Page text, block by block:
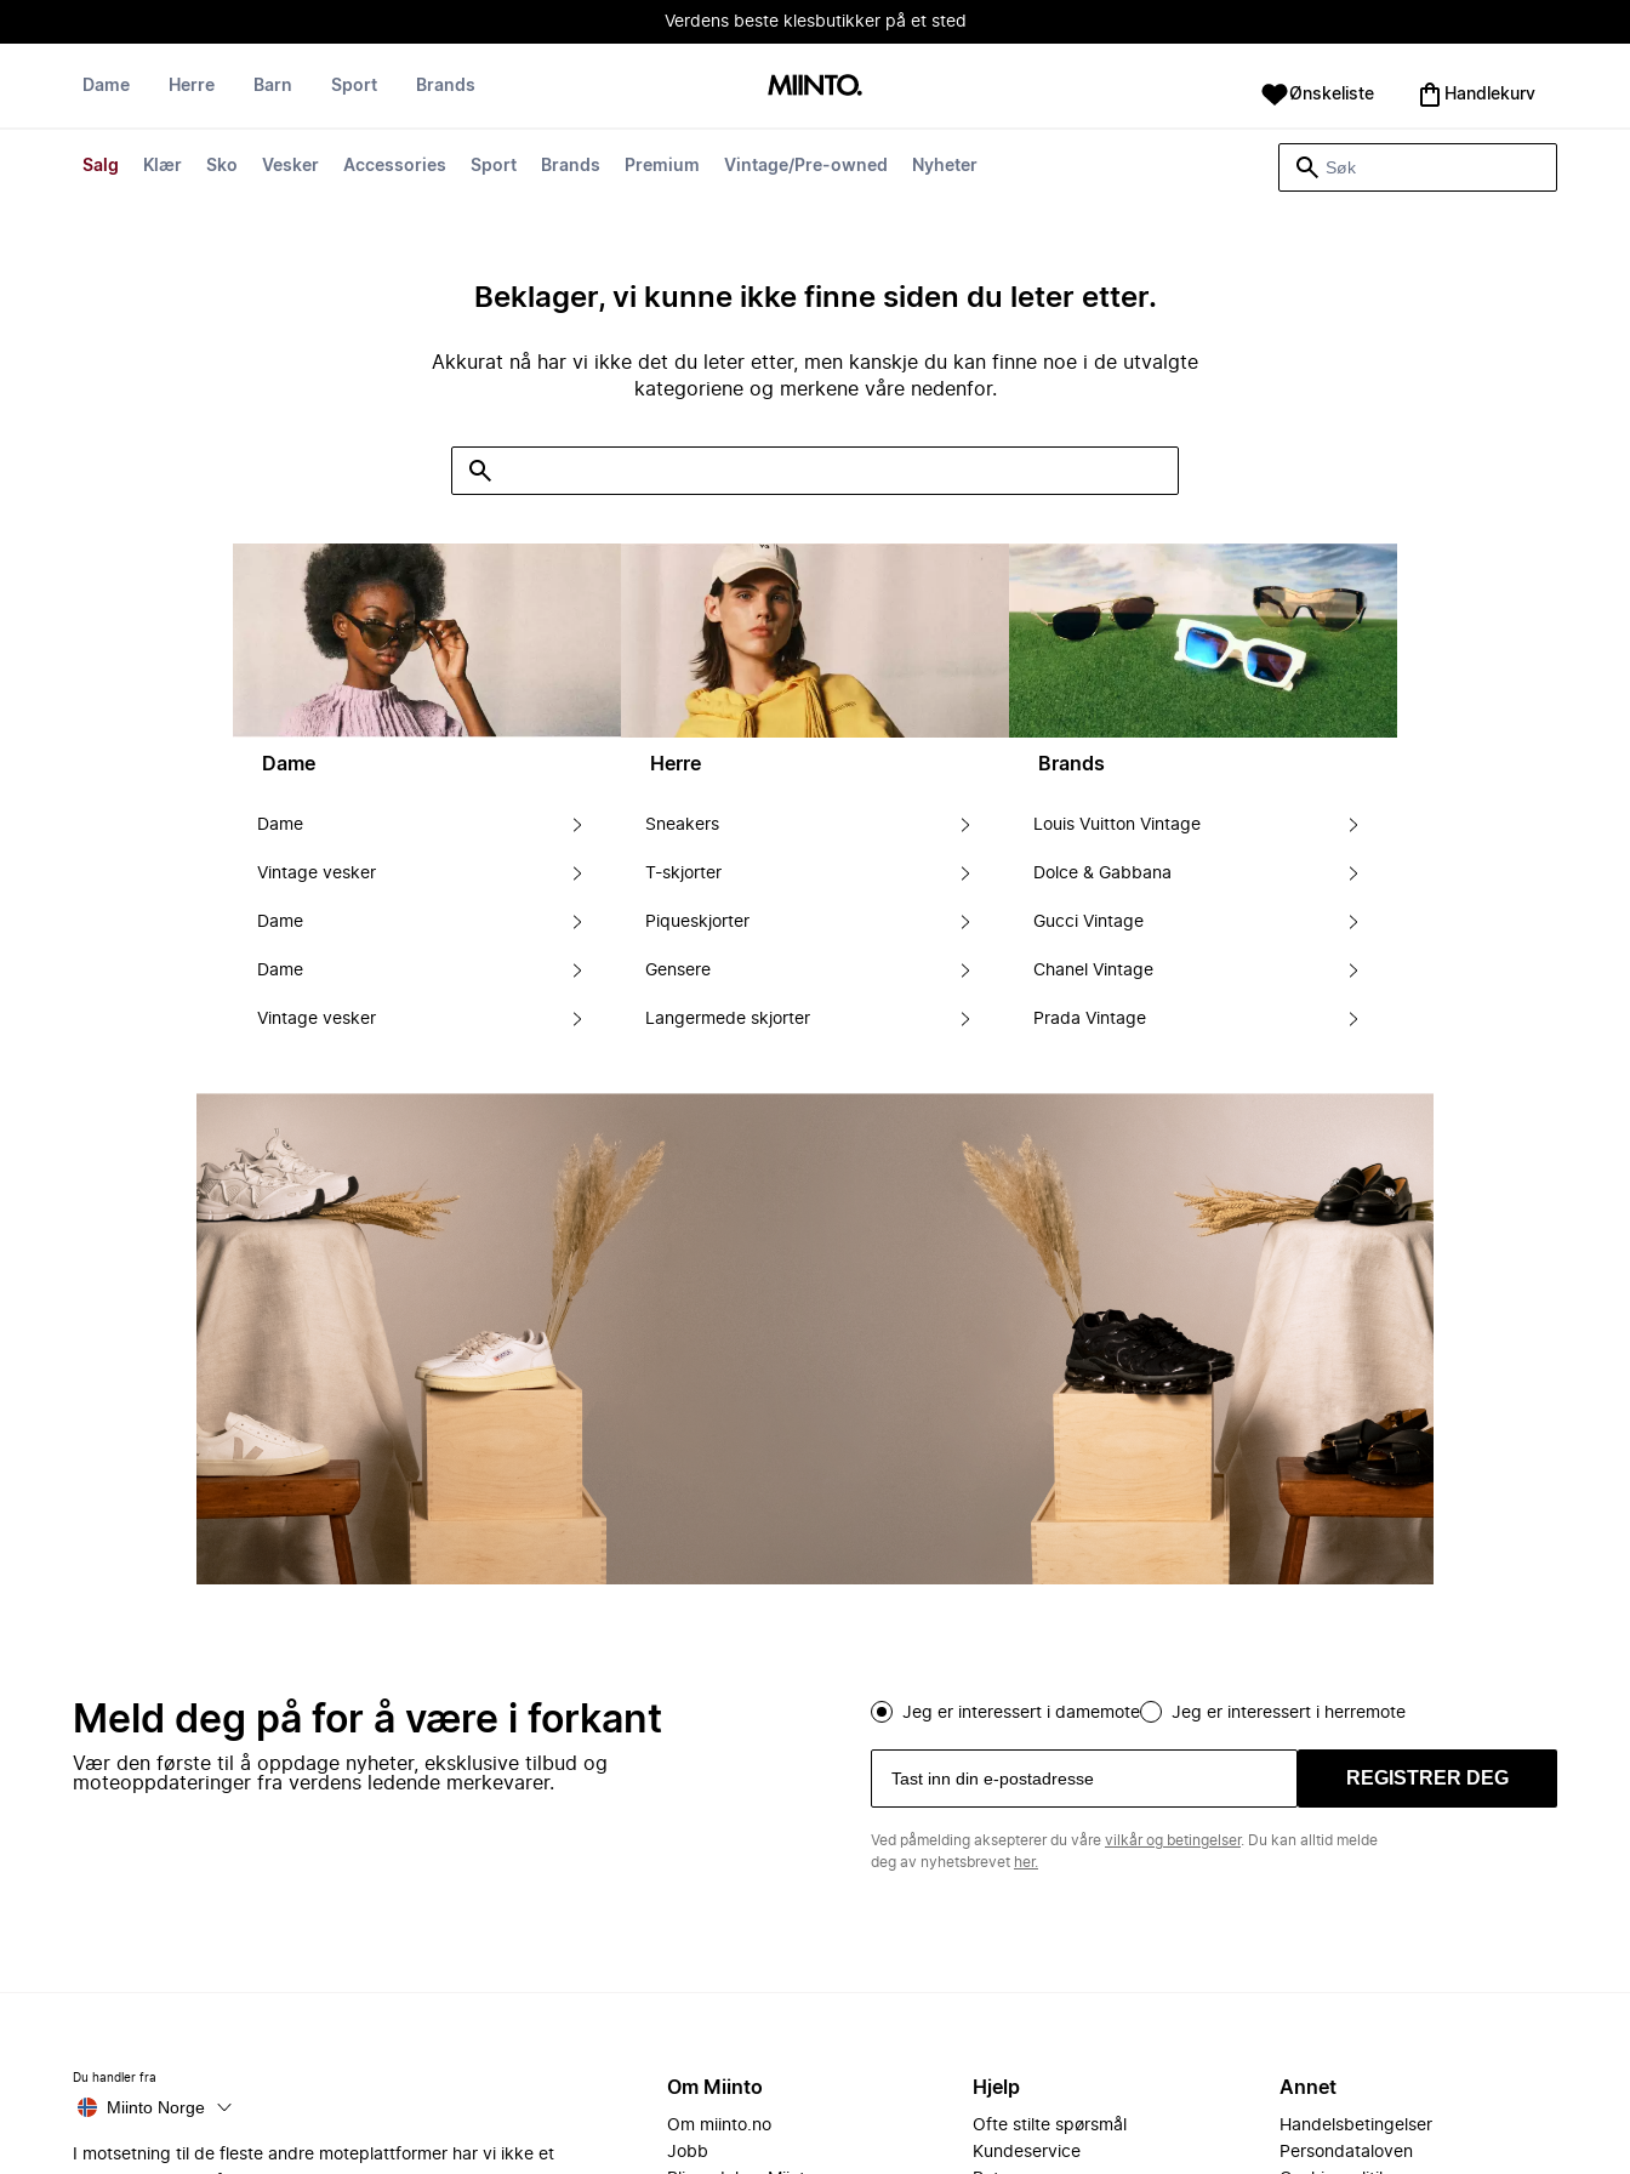
Verdens beste klesbutikker på et sted
Dame
Salg Klær Sko Vesker Accessories Sport Brands Premium Vintage/Pre-owned Nyheter
Herre Barn Sport Brands Ønskeliste Handlekurv
Beklager, vi kunne ikke finne siden du leter etter.
Akkurat nå har vi ikke det du leter etter, men kanskje du kan finne noe i de utvalgte
kategoriene og merkene våre nedenfor.
Dame
Dame
Vintage vesker
Dame
Dame
Vintage vesker
Herre
Sneakers
T-skjorter
Piqueskjorter
Gensere
Langermede skjorter
Brands
Louis Vuitton Vintage
Dolce & Gabbana
Gucci Vintage
Chanel Vintage
Prada Vintage
Meld deg på for å være i forkant
Vær den første til å oppdage nyheter, eksklusive tilbud og
moteoppdateringer fra verdens ledende merkevarer.
Jeg er interessert i damemote Jeg er interessert i herremote
REGISTRER DEG
Ved påmelding aksepterer du våre vilkår og betingelser. Du kan alltid melde
deg av nyhetsbrevet her.
Du handler fra
Miinto Norge
I motsetning til de fleste andre moteplattformer har vi ikke et
Om Miinto
Om miinto.no
Jobb
Hjelp
Ofte stilte spørsmål
Kundeservice
Annet
Handelsbetingelser
Persondataloven